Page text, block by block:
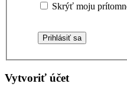
Skrýť moju
Vytvoriť účet